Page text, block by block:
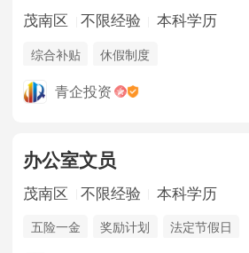
茂南区 不限经验 本科学历
综合补贴 休假制度
青企投资
办公室文员
茂南区 不限经验 本科学历
五险一金 奖励计划 法定节假日